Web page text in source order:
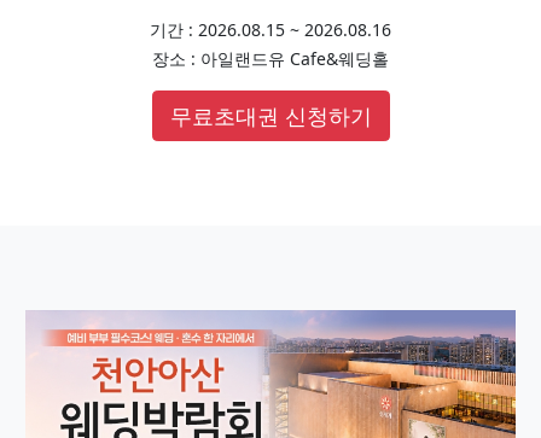
기간 : 2026.08.15 ~ 2026.08.16
장소 : 아일랜드유 Cafe&웨딩홀
무료초대권 신청하기